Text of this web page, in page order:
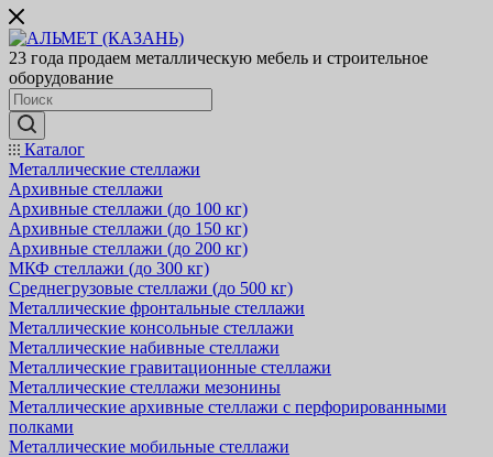
23 года продаем металлическую мебель и строительное
оборудование
Каталог
Металлические стеллажи
Архивные стеллажи
Архивные стеллажи (до 100 кг)
Архивные стеллажи (до 150 кг)
Архивные стеллажи (до 200 кг)
МКФ стеллажи (до 300 кг)
Среднегрузовые стеллажи (до 500 кг)
Металлические фронтальные стеллажи
Металлические консольные стеллажи
Металлические набивные стеллажи
Металлические гравитационные стеллажи
Металлические стеллажи мезонины
Металлические архивные стеллажи с перфорированными
полками
Металлические мобильные стеллажи